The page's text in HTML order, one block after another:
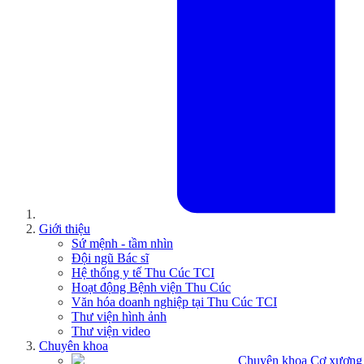
Giới thiệu
Sứ mệnh - tầm nhìn
Đội ngũ Bác sĩ
Hệ thống y tế Thu Cúc TCI
Hoạt động Bệnh viện Thu Cúc
Văn hóa doanh nghiệp tại Thu Cúc TCI
Thư viện hình ảnh
Thư viện video
Chuyên khoa
Chuyên khoa Cơ